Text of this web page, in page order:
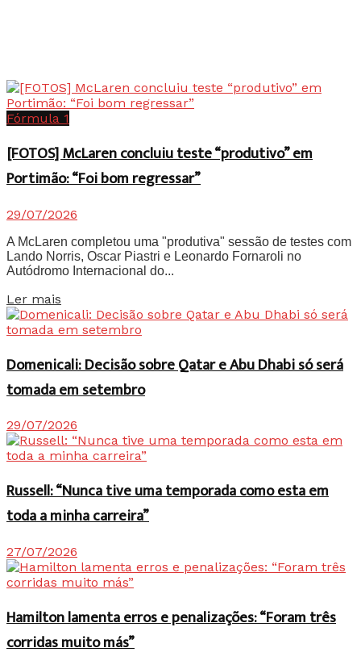
Fórmula 1
[FOTOS] McLaren concluiu teste “produtivo” em
Portimão: “Foi bom regressar”
29/07/2026
A McLaren completou uma "produtiva" sessão de testes com
Lando Norris, Oscar Piastri e Leonardo Fornaroli no
Autódromo Internacional do...
Ler mais
Domenicali: Decisão sobre Qatar e Abu Dhabi só será
tomada em setembro
29/07/2026
Russell: “Nunca tive uma temporada como esta em
toda a minha carreira”
27/07/2026
Hamilton lamenta erros e penalizações: “Foram três
corridas muito más”